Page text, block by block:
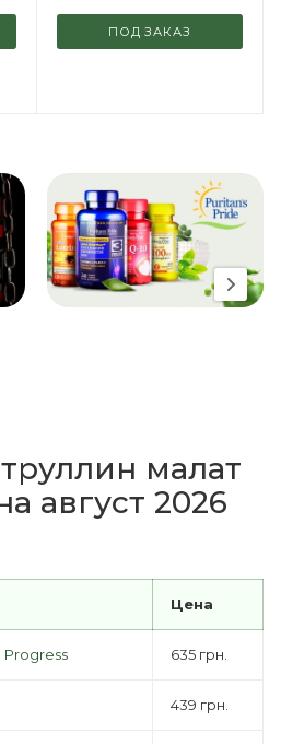
ПОД ЗАКАЗ
малат
август 2026
Цена
Progress 635 грн.
439 грн.